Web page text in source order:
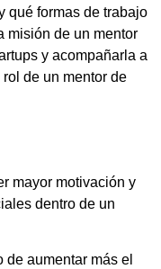
qué formas de trabajo
misión de un mentor
y acompañarla a
de un mentor de
mayor motivación y
dentro de un
de aumentar más el